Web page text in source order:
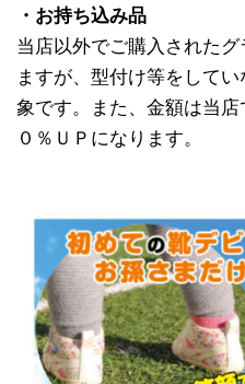
・お持ち込み品
当店以外でご購入された
ますが、型付け等をして
象です。また、金額は当
０％ＵＰになります。